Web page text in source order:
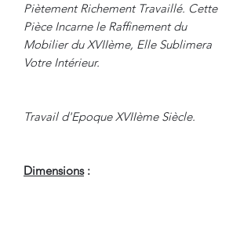
Piètement Richement Travaillé. Cette
Pièce Incarne le Raffinement du
Mobilier du XVIIème, Elle Sublimera
Votre Intérieur.
Travail d'Epoque XVIIème Siècle.
Dimensions: